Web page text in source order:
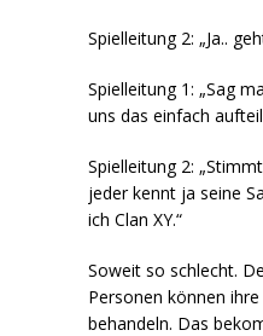
Spielleitung 2: „Ja..
Spielleitung 1: „Sag
uns das einfach
Spielleitung 2:
jeder kennt ja seine
ich Clan XY.“
Soweit so schlecht.
Personen können ihre
behandeln. Das